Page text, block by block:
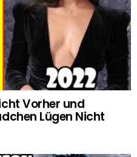
Vorher und
Lügen Nicht